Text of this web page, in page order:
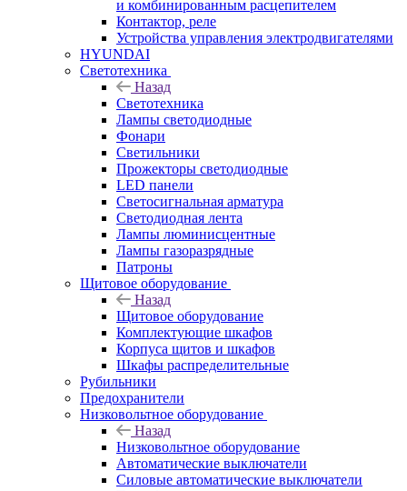
и комбинированным расцепителем
Контактор, реле
Устройства управления электродвигателями
HYUNDAI
Светотехника
Назад
Светотехника
Лампы светодиодные
Фонари
Светильники
Прожекторы светодиодные
LED панели
Светосигнальная арматура
Светодиодная лента
Лампы люминисцентные
Лампы газоразрядные
Патроны
Щитовое оборудование
Назад
Щитовое оборудование
Комплектующие шкафов
Корпуса щитов и шкафов
Шкафы распределительные
Рубильники
Предохранители
Низковольтное оборудование
Назад
Низковольтное оборудование
Автоматические выключатели
Силовые автоматические выключатели